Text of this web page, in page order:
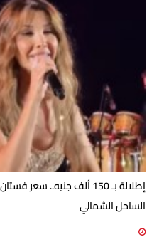
إطلالة بـ 150 ألف جنيه..
الساحل الشمالي